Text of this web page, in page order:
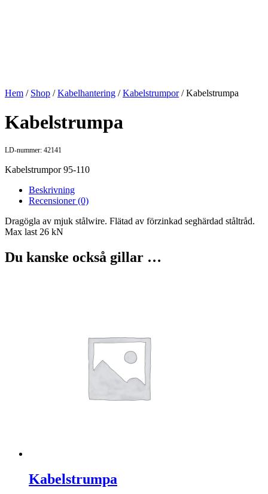
Hem / Shop /Kabelhantering /Kabelstrumpor/ Kabelstrumpa
Kabelstrumpa
LD-nummer: 42141
Kabelstrumpor 95-110
Beskrivning
Recensioner (0)
Dragögla av mjuk stålwire. Flätad av förzinkad seghärdad ståltråd.
Max last 26 kN
Du kanske också gillar …
Kabelstrumpa